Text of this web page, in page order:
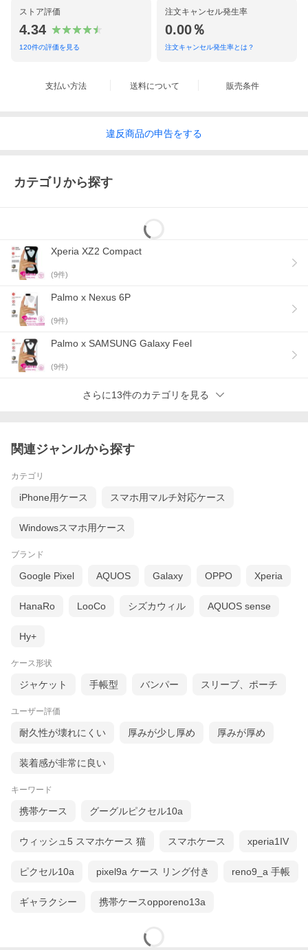
ストア評価
4.34
120件の評価を見る
注文キャンセル発生率
0.00％
注文キャンセル発生率とは？
支払い方法 送料について 販売条件
違反商品の申告をする
カテゴリから探す
Xperia XZ2 Compact
(9件)
Palmo x Nexus 6P
(9件)
Palmo x SAMSUNG Galaxy Feel
(9件)
さらに13件のカテゴリを見る
関連ジャンルから探す
カテゴリ
iPhone用ケース スマホ用マルチ対応ケース
Windowsスマホ用ケース
ブランド
Google Pixel AQUOS Galaxy OPPO Xperia
HanaRo LooCo シズカウィル AQUOS sense
Hy+
ケース形状
ジャケット 手帳型 バンパー スリーブ、ポーチ
ユーザー評価
耐久性が壊れにくい 厚みが少し厚め 厚みが厚め
装着感が非常に良い
キーワード
携帯ケース グーグルピクセル10a
ウィッシュ5 スマホケース 猫 スマホケース xperia1IV
ピクセル10a pixel9a ケース リング付き reno9_a 手帳
ギャラクシー 携帯ケースopporeno13a